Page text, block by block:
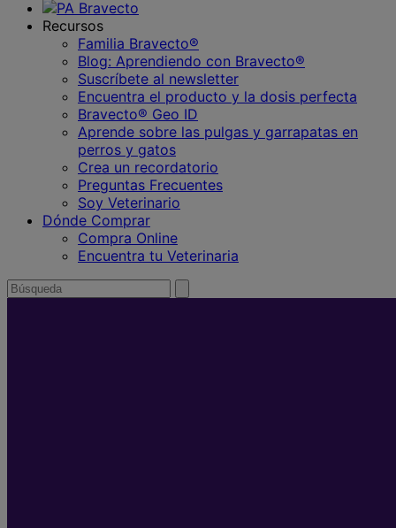
Recursos
Familia Bravecto®
Blog: Aprendiendo con Bravecto®
Suscríbete al newsletter
Encuentra el producto y la dosis perfecta
Bravecto® Geo ID
Aprende sobre las pulgas y garrapatas en
perros y gatos
Crea un recordatorio
Preguntas Frecuentes
Soy Veterinario
Dónde Comprar
Compra Online
Encuentra tu Veterinaria
Buscar
por
búsqueda